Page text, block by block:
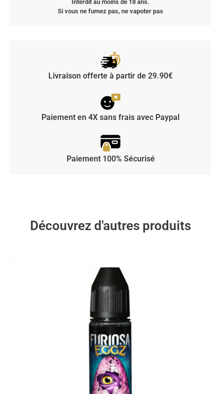
Interdit au moins de 18 ans.
Si vous ne fumez pas, ne vapoter pas
Livraison offerte à partir de 29.90€
Paiement en 4X sans frais avec Paypal
Paiement 100% Sécurisé
Découvrez d'autres produits